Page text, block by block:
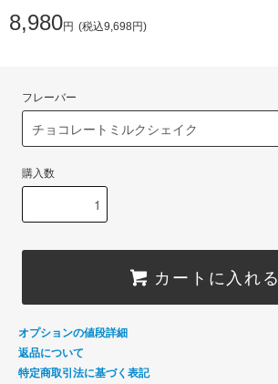
8,980円 (税込9,698円)
フレーバー
購入数
カートに入れる
オプションの値段詳細
返品について
特定商取引法に基づく表記